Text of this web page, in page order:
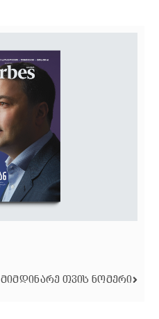
ᲛᲘᲛᲓᲘᲜᲐᲠᲔ ᲗᲕᲘᲡ ᲜᲝᲛᲔᲠᲘ